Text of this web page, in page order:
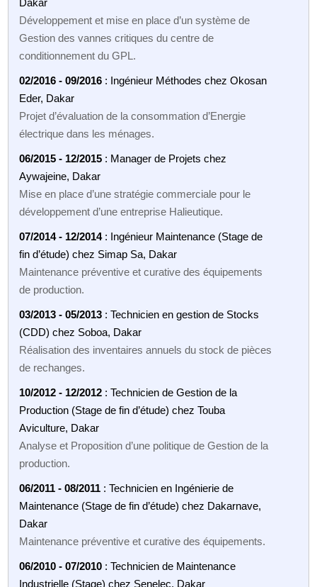
Développement et mise en place d’un système de
Gestion des vannes critiques du centre de
conditionnement du GPL.
02/2016 - 09/2016 : Ingénieur Méthodes chez Okosan
Eder, Dakar
Projet d’évaluation de la consommation d’Energie
électrique dans les ménages.
06/2015 - 12/2015 : Manager de Projets chez
Aywajeine, Dakar
Mise en place d’une stratégie commerciale pour le
développement d’une entreprise Halieutique.
07/2014 - 12/2014: Ingénieur Maintenance (Stage de
fin d’étude) chez Simap Sa, Dakar
Maintenance préventive et curative des équipements
de production.
03/2013 - 05/2013 : Technicien en gestion de Stocks
(CDD) chez Soboa, Dakar
Réalisation des inventaires annuels du stock de pièces
de rechanges.
10/2012 - 12/2012 : Technicien de Gestion de la
Production (Stage de fin d’étude) chez Touba
Aviculture, Dakar
Analyse et Proposition d’une politique de Gestion de la
production.
06/2011 - 08/2011 : Technicien en Ingénierie de
Maintenance (Stage de fin d’étude) chez Dakarnave,
Dakar
Maintenance préventive et curative des équipements.
06/2010 - 07/2010 : Technicien de Maintenance
Industrielle (Stage) chez Senelec, Dakar